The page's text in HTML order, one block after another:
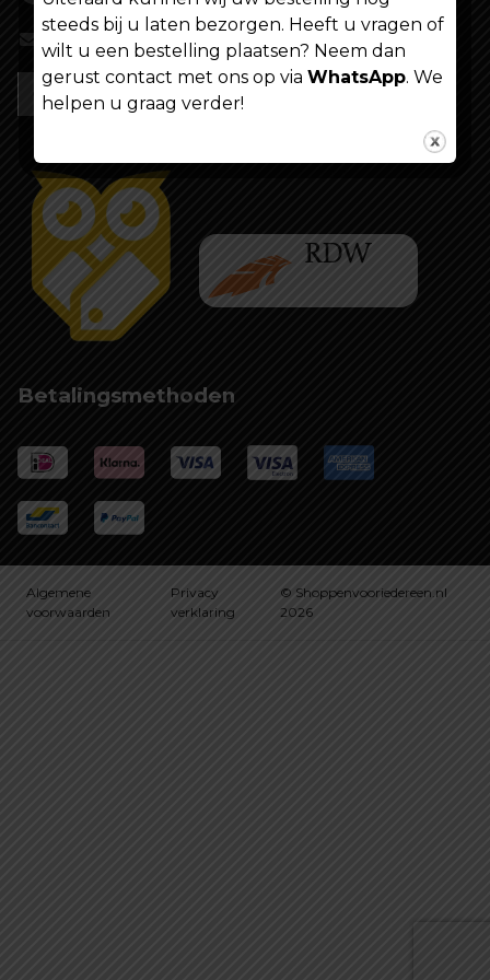
info@shoppenvooriedereen.nl
Betalingsmethoden
Algemene
voorwaarden
Privacy
verklaring
© Shoppenvooriedereen.nl
2026
steeds bij u laten bezorgen. Heeft u vragen of
wilt u een bestelling plaatsen? Neem dan
gerust contact met ons op via WhatsApp. We
helpen u graag verder!